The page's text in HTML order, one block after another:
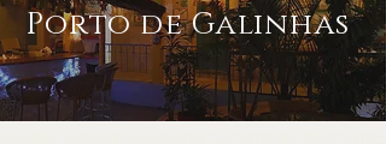
Porto de Galinhas